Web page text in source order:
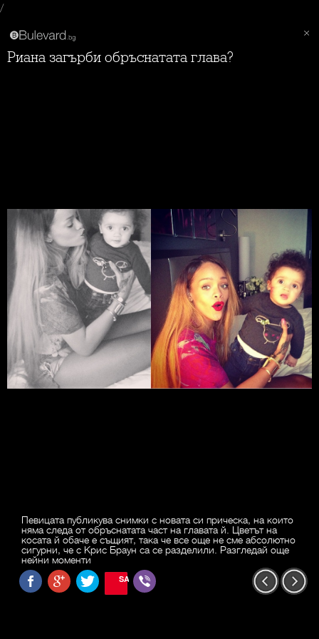
/
Риана загърби обръснатата глава?
Певицата публикува снимки с новата си прическа, на които
няма следа от обръснатата част на главата й. Цветът на
косата й обаче е същият, така че все още не сме абсолютно
сигурни, че с Крис Браун са се разделили. Разгледай още
нейни моменти
SAVE